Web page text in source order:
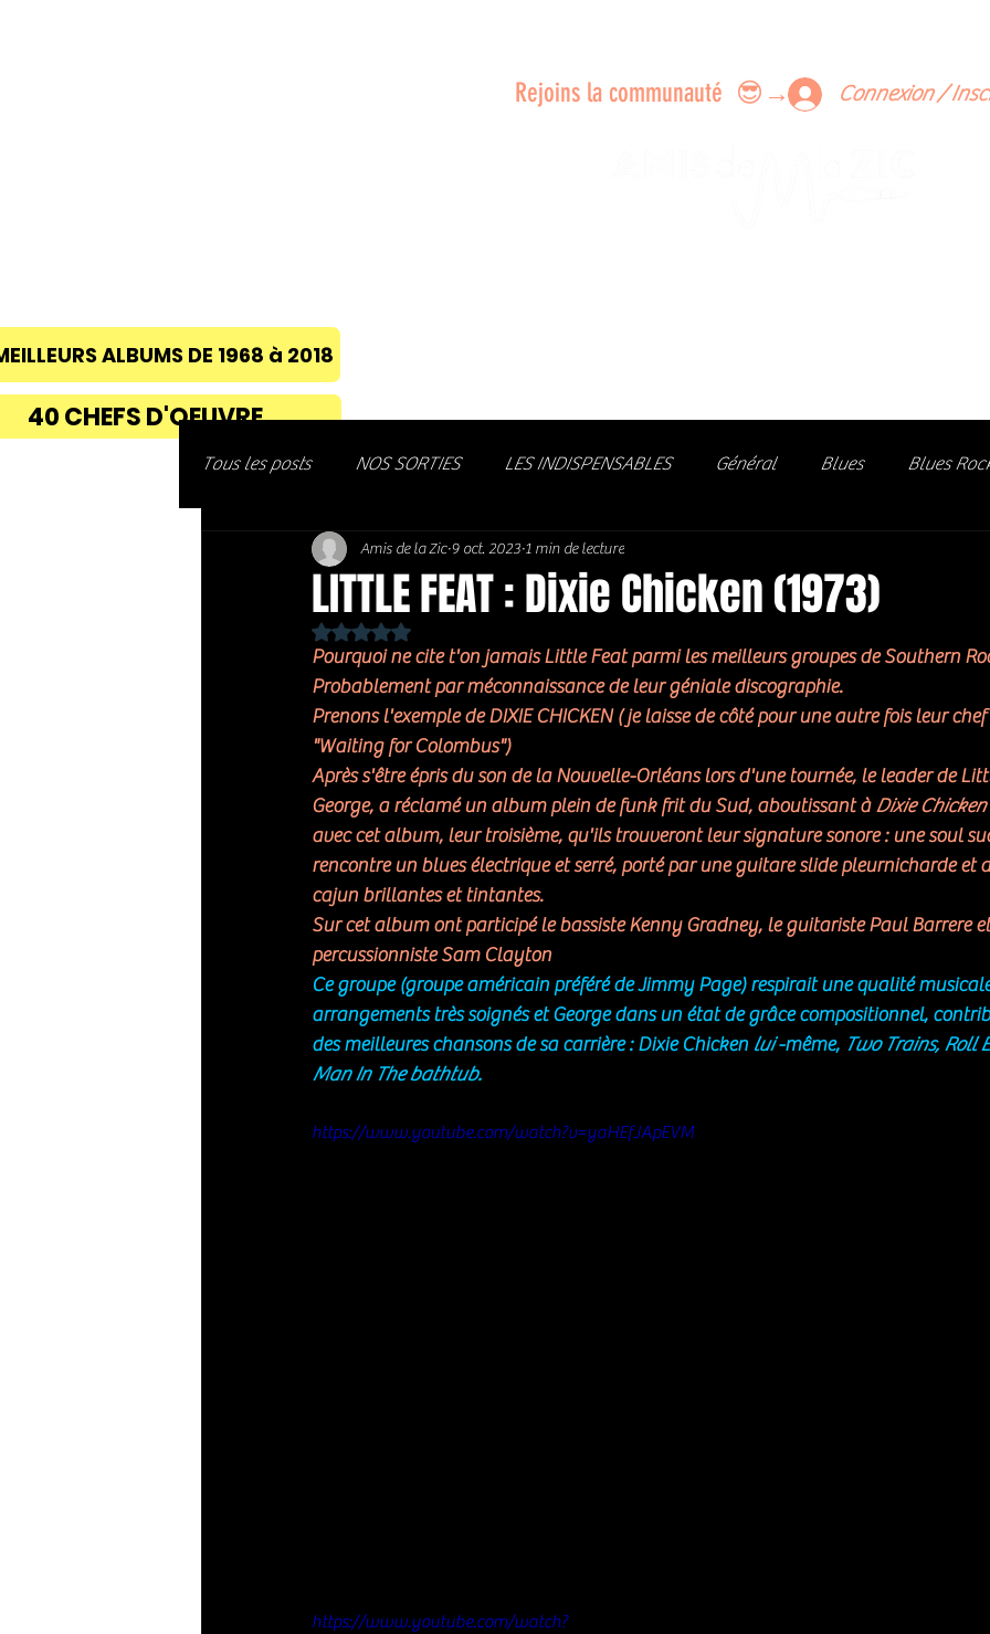
Connexion /
ALBUMS DE 1968 à 2018
Découvrez des artistes, vibrez aux concerts et rejoignez une
Rejoins la communauté 😎→
40 CHEFS D'OEUVRE
Tous les posts NOS SORTIES LES INDISPENSABLES Général Blues Blues
Soft Rock / Folk Jazz Soul / Funk / Rhythm Blues
Country / Americana
LITTLE FEAT : Dixie Chicken (1973)
Amis de la Zic 9 oct. 2023 1 min de lecture
Noté NaN étoiles sur 5.
Pourquoi ne cite t'on jamais Little Feat parmi les meilleurs groupes de Southern
Probablement par méconnaissance de leur géniale discographie.
Prenons l'exemple de DIXIE CHICKEN ( je laisse de côté pour une autre fois leur
"Waiting for Colombus")
Après s'être épris du son de la Nouvelle-Orléans lors d'une tournée, le leader de
George, a réclamé un album plein de funk frit du Sud, aboutissant à Dixie Chicken
avec cet album, leur troisième, qu'ils trouveront leur signature sonore : une soul
rencontre un blues électrique et serré, porté par une guitare slide pleurnicharde et
cajun brillantes et tintantes.
Sur cet album ont participé le bassiste Kenny Gradney, le guitariste Paul Barrere
percussionniste Sam Clayton
Ce groupe (groupe américain préféré de Jimmy Page) respirait une qualité
arrangements très soignés et George dans un état de grâce compositionnel,
des meilleures chansons de sa carrière : Dixie Chicken lui -même, Two Trains, Roll
Man In The bathtub.
https://www.youtube.com/watch?v=yaHEfJApEVM
https://www.youtube.com/watch?